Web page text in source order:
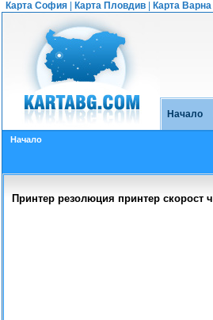
Карта София Карта Пловдив Карта Варна
Начало
Начало
Принтер резолюция принтер скорост